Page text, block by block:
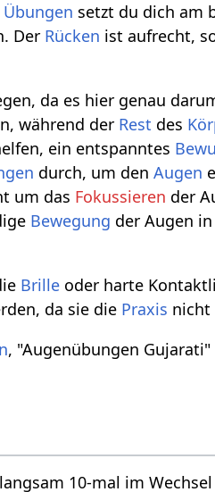
Übungen setzt du dich am
Der Rücken ist aufrecht,
da es hier genau
während der Rest des
ein entspanntes
durch, um denAugen
um das Fokussieren der
Bewegung der Augen
Brille oder harte
da sie die Praxis nicht
, "Augenübungen Gujarati"
10-mal im